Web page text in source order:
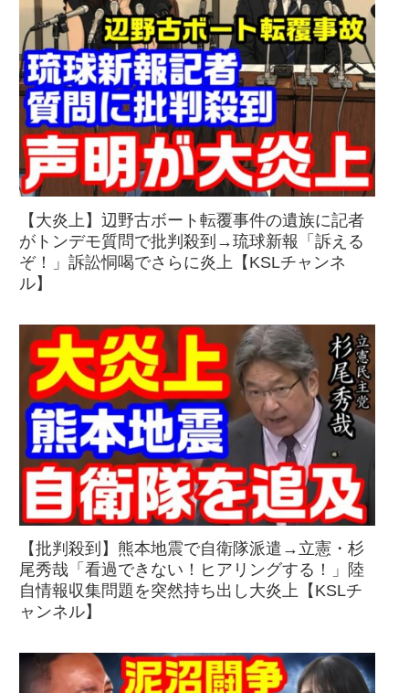
【大炎上】辺野古ボート転覆事件の遺族に記者
がトンデモ質問で批判殺到→琉球新報「訴える
ぞ！」訴訟恫喝でさらに炎上【KSLチャンネ
ル】
【批判殺到】熊本地震で自衛隊派遣→立憲・杉
尾秀哉「看過できない！ヒアリングする！」陸
自情報収集問題を突然持ち出し大炎上【KSLチ
ャンネル】